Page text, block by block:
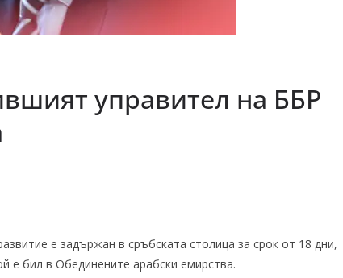
управител на ББР
е задържан в сръбската столица за срок от 18 дни,
е бил в Обединените арабски емирства.